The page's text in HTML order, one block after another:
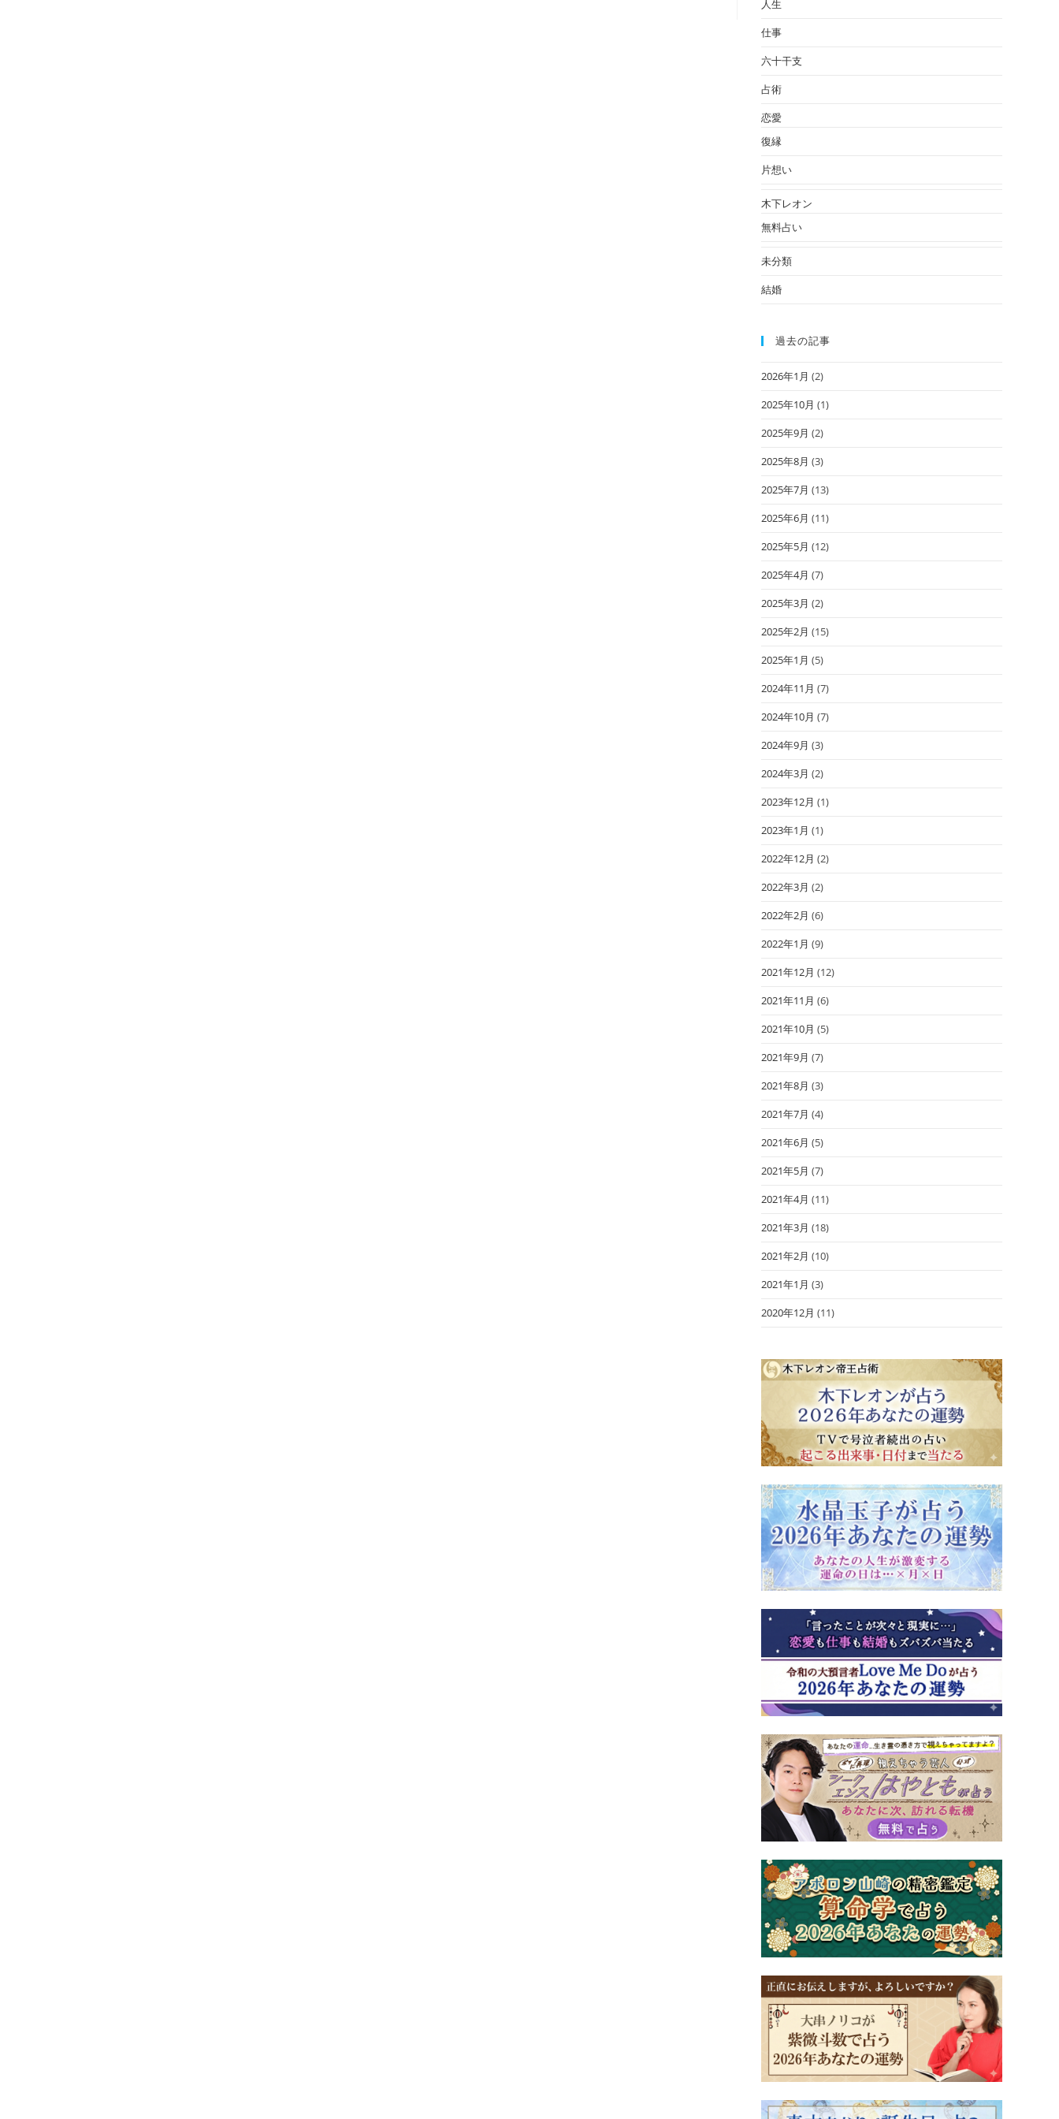
人生
仕事
六十干支
占術
恋愛
復縁
片想い
木下レオン
無料占い
未分類
結婚
過去の記事
2026年1月 (2)
2025年10月 (1)
2025年9月 (2)
2025年8月 (3)
2025年7月 (13)
2025年6月 (11)
2025年5月 (12)
2025年4月 (7)
2025年3月 (2)
2025年2月 (15)
2025年1月 (5)
2024年11月 (7)
2024年10月 (7)
2024年9月 (3)
2024年3月 (2)
2023年12月 (1)
2023年1月 (1)
2022年12月 (2)
2022年3月 (2)
2022年2月 (6)
2022年1月 (9)
2021年12月 (12)
2021年11月 (6)
2021年10月 (5)
2021年9月 (7)
2021年8月 (3)
2021年7月 (4)
2021年6月 (5)
2021年5月 (7)
2021年4月 (11)
2021年3月 (18)
2021年2月 (10)
2021年1月 (3)
2020年12月 (11)